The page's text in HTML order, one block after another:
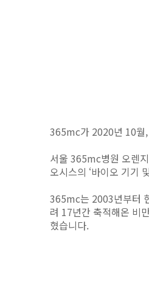
365mc가 2020년 10월,
서울 365mc병원 오렌
오시스의 ‘바이오 기기
365mc는 2003년부터
려 17년간 축적해온 비
혔습니다.